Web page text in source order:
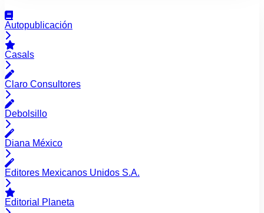
Autopublicación
Casals
Claro Consultores
Debolsillo
Diana México
Editores Mexicanos Unidos S.A.
Editorial Planeta